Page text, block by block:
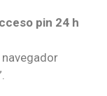
pin 24 h